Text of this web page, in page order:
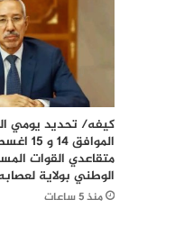
كيفه/ تحديد يومي
متقاعدي القوات
الوطني بولاية
منذ 5 ساعات